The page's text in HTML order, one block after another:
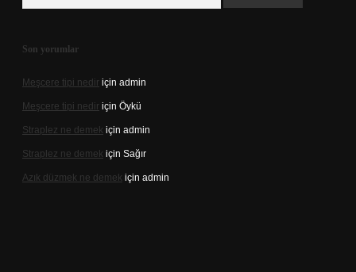
Son yorumlar
Meşcere tipi nedir için admin
Meşcere tipi nedir için Öykü
Straplez ne demek için admin
Straplez ne demek için Sağır
Azık düzmek ne demek için admin